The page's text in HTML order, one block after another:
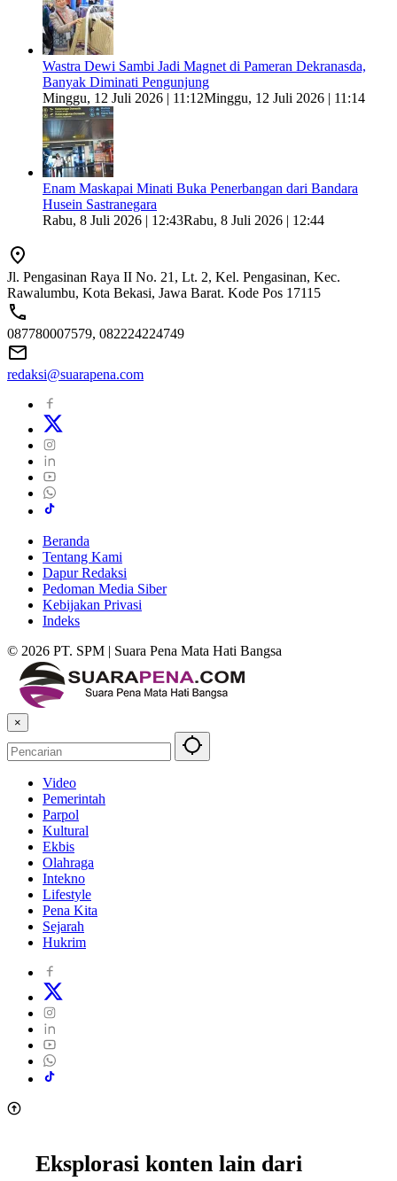
Wastra Dewi Sambi Jadi Magnet di Pameran Dekranasda,
Banyak Diminati Pengunjung
Minggu, 12 Juli 2026 | 11:12Minggu, 12 Juli 2026 | 11:14
Enam Maskapai Minati Buka Penerbangan dari Bandara
Husein Sastranegara
Rabu, 8 Juli 2026 | 12:43Rabu, 8 Juli 2026 | 12:44
Jl. Pengasinan Raya II No. 21, Lt. 2, Kel. Pengasinan, Kec.
Rawalumbu, Kota Bekasi, Jawa Barat. Kode Pos 17115
087780007579, 082224224749
redaksi@suarapena.com
Beranda
Tentang Kami
Dapur Redaksi
Pedoman Media Siber
Kebijakan Privasi
Indeks
© 2026 PT. SPM | Suara Pena Mata Hati Bangsa
×
Video
Pemerintah
Parpol
Kultural
Ekbis
Olahraga
Intekno
Lifestyle
Pena Kita
Sejarah
Hukrim
Eksplorasi konten lain dari